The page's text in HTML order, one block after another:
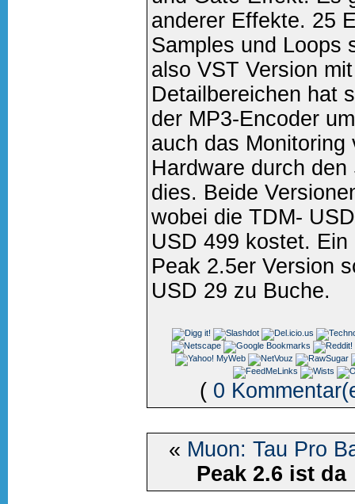
anderer Effekte. 25
Samples und Loops
also VST Version
Detailbereichen hat
der MP3-Encoder
auch das Monitoring
Hardware durch
dies. Beide
wobei die TDM-
USD 499 kostet.
Peak 2.5er Version
USD 29 zu Buche.
( 0
« Muon: Tau Pro
Peak 2.6 ist da